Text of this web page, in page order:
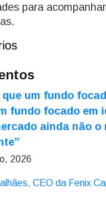
para
que um fundo
fundo focado em
ainda não o
2026